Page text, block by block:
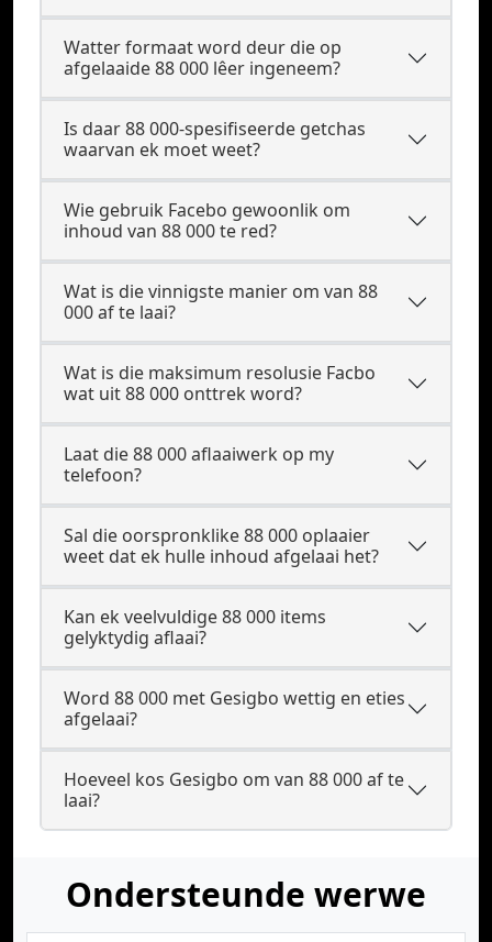
Watter formaat word deur die op
afgelaaide 88 000 lêer ingeneem?
Is daar 88 000-spesifiseerde getchas
waarvan ek moet weet?
Wie gebruik Facebo gewoonlik om
inhoud van 88 000 te red?
Wat is die vinnigste manier om van 88
000 af te laai?
Wat is die maksimum resolusie Facbo
wat uit 88 000 onttrek word?
Laat die 88 000 aflaaiwerk op my
telefoon?
Sal die oorspronklike 88 000 oplaaier
weet dat ek hulle inhoud afgelaai het?
Kan ek veelvuldige 88 000 items
gelyktydig aflaai?
Word 88 000 met Gesigbo wettig en eties
afgelaai?
Hoeveel kos Gesigbo om van 88 000 af te
laai?
Ondersteunde werwe